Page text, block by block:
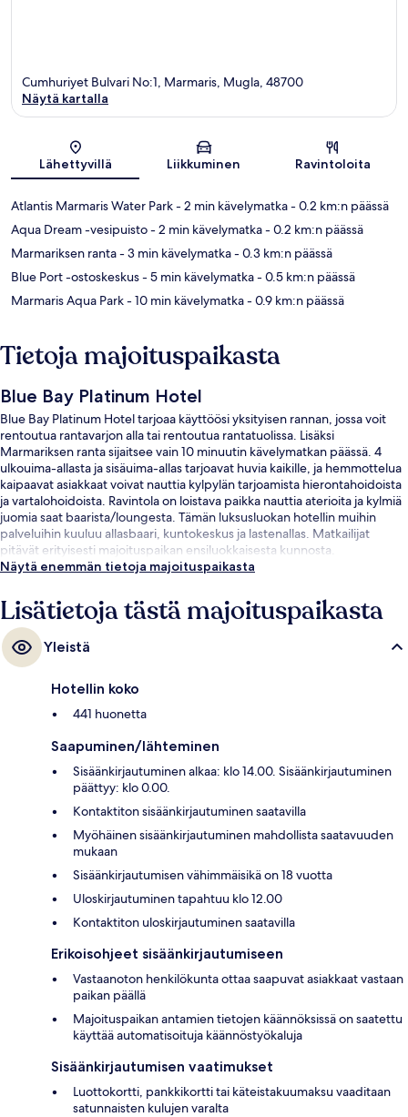
Kartta
Cumhuriyet Bulvari No:1, Marmaris, Mugla, 48700
Näytä kartalla
Lähettyvillä Liikkuminen Ravintoloita
Atlantis Marmaris Water Park- 2 min kävelymatka- 0.2 km:n päässä
Aqua Dream -vesipuisto- 2 min kävelymatka- 0.2 km:n päässä
Marmariksen ranta- 3 min kävelymatka- 0.3 km:n päässä
Blue Port -ostoskeskus- 5 min kävelymatka- 0.5 km:n päässä
Marmaris Aqua Park- 10 min kävelymatka- 0.9 km:n päässä
Tietoja majoituspaikasta
Blue Bay Platinum Hotel
Blue Bay Platinum Hotel tarjoaa käyttöösi yksityisen rannan, jossa voit
rentoutua rantavarjon alla tai rentoutua rantatuolissa. Lisäksi
Marmariksen ranta sijaitsee vain 10 minuutin kävelymatkan päässä. 4
ulkouima-allasta ja sisäuima-allas tarjoavat huvia kaikille, ja hemmottelua
kaipaavat asiakkaat voivat nauttia kylpylän tarjoamista hierontahoidoista
ja vartalohoidoista. Ravintola on loistava paikka nauttia aterioita ja kylmiä
juomia saat baarista/loungesta. Tämän luksusluokan hotellin muihin
palveluihin kuuluu allasbaari, kuntokeskus ja lastenallas. Matkailijat
pitävät erityisesti majoituspaikan ensiluokkaisesta kunnosta.
Näytä enemmän tietoja majoituspaikasta
Lisätietoja tästä majoituspaikasta
Yleistä
Hotellin koko
441 huonetta
Saapuminen/lähteminen
Sisäänkirjautuminen alkaa: klo 14.00. Sisäänkirjautuminen
päättyy: klo 0.00.
Kontaktiton sisäänkirjautuminen saatavilla
Myöhäinen sisäänkirjautuminen mahdollista saatavuuden
mukaan
Sisäänkirjautumisen vähimmäisikä on 18 vuotta
Uloskirjautuminen tapahtuu klo 12.00
Kontaktiton uloskirjautuminen saatavilla
Erikoisohjeet sisäänkirjautumiseen
Vastaanoton henkilökunta ottaa saapuvat asiakkaat vastaan
paikan päällä
Majoituspaikan antamien tietojen käännöksissä on saatettu
käyttää automatisoituja käännöstyökaluja
Sisäänkirjautumisen vaatimukset
Luottokortti, pankkikortti tai käteistakuumaksu vaaditaan
satunnaisten kulujen varalta